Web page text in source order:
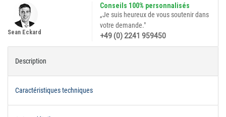
Conseils 100% personnalisés
„Je suis heureux de vous soutenir dans
votre demande."
+49 (0) 2241 959450
Sean Eckard
Description
Caractéristiques techniques